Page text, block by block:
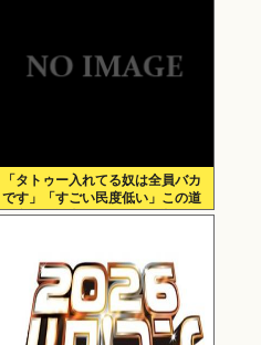
「タトゥー入れてる奴は全員バカ
です」「すごい民度低い」この道
23年の彫り師YouTuberの動画が